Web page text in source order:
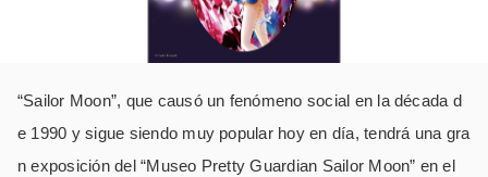
“Sailor Moon”, que causó un fenómeno social en la década d
e 1990 y sigue siendo muy popular hoy en día, tendrá una gra
n exposición del “Museo Pretty Guardian Sailor Moon” en el